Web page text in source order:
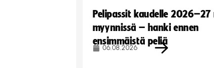
Pelipassit kaudelle
myynnissä – hanki ennen
ensimmäistä peliä
06.08.2026